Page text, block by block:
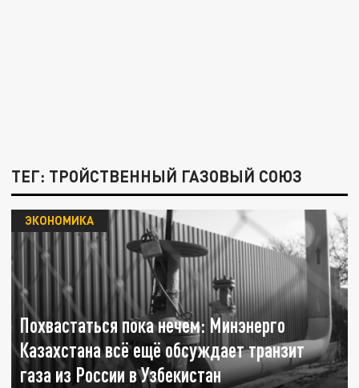
ТЕГ: ТРОЙСТВЕННЫЙ ГАЗОВЫЙ СОЮЗ
Похвастаться пока нечем: Минэнерго
Казахстана всё ещё обсуждает транзит
газа из России в Узбекистан
ЭКОНОМИКА